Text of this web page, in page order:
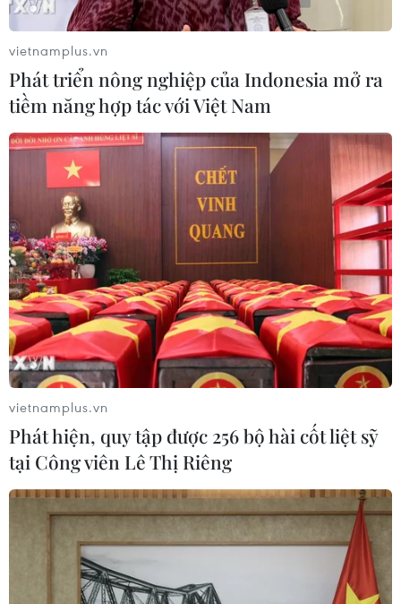
Cà Mau: Điều tra vụ cháy cửa hàng Viettel
ở thị trấn Đầm Dơi
16/11/2019 15:00
Khoảng 18 giờ 45 phút, ngọn lửa bất ngờ bốc lên dữ dội
từ một cửa hàng Viettel tại thị trấn Đầm Dơi, khiến nhiều
người dân sống gần đó hốt hoảng, vội sơ tán tài sản vì
sợ cháy lan.
vietnamplus.vn
Phát triển nông nghiệp của Indonesia mở ra
tiềm năng hợp tác với Việt Nam
vietnamplus.vn
Phát hiện, quy tập được 256 bộ hài cốt liệt sỹ
tại Công viên Lê Thị Riêng